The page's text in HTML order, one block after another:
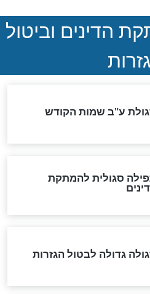
על כל השנים"
לחשב את הקץ?